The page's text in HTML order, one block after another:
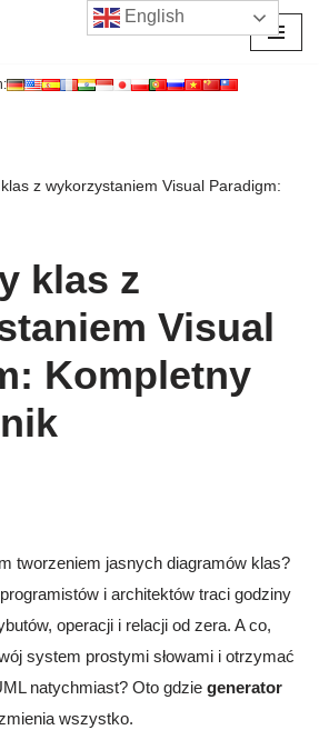
z wykorzystaniem Visual Paradigm:
klas z
Visual
Kompletny
tworzeniem jasnych diagramów klas?
i architektów traci godziny
operacji i relacji od zera. A co,
system prostymi słowami i otrzymać
natychmiast? Oto gdzie generator
wszystko.
English